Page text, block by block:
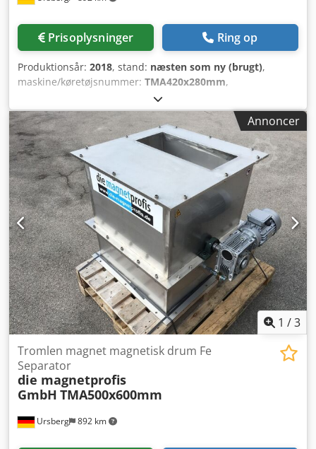
Rengøringsskuffe for nem fjernelse af opsamlede
urenheder Kan monteres over alle former for
Prisoplysninger Ring op
Produktionsår: 2018, stand: næsten som ny (brugt),
maskine/køretøjsnummer: TMA420x280mm,
Tromlemagnet – magnetseparator i kabinet inkl.
adskillelsesplade, drev og gear Dedpfx Aec Tnh Djgxswa +
Udførelse i høj kvalitet rustfrit stål + Adskillelsesplade til
separation + Akselblok i form af en lejerenhed +
Fritstående lejerenheder Dimensioner: L: 420 mm B: 280
mm H: 380 mm Indløb: 365 x 80 mm Tromle: Ø 220 x 400
mm
Annoncer
1 /3
Ursberg 892 km
Tromlen magnet magnetisk drum Fe
Separator
die magnetprofis
GmbH TMA500x600mm